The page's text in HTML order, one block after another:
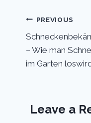
Post
PREVIOUS
– Wie man
im Garten
Leave a